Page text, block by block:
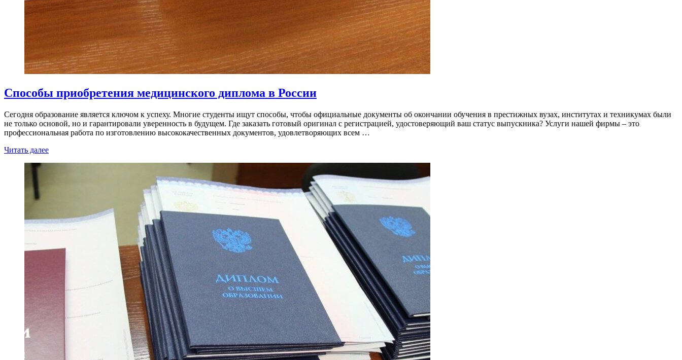
Способы приобретения медицинского диплома в России
Сегодня образование является ключом к успеху. Многие студенты ищут способы, чтобы официальные документы об окончании обучения в престижных вузах, институтах и техникумах были
не только основой, но и гарантировали уверенность в будущем. Где заказать готовый оригинал с регистрацией, удостоверяющий ваш статус выпускника? Услуги нашей фирмы – это
профессиональная работа по изготовлению высококачественных документов, удовлетворяющих всем …
Читать далее